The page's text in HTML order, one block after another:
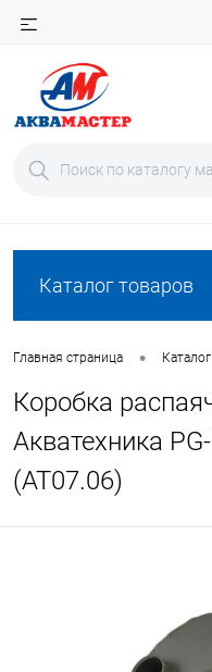
Каталог товаров
Главная страница •
Коробка
Акватехника
(AT07.06)